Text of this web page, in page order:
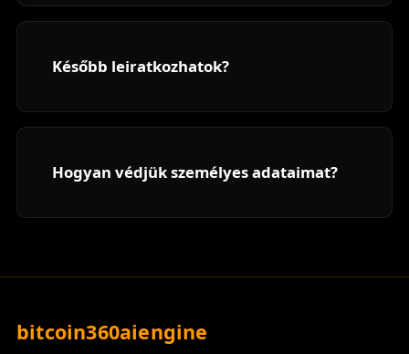
Később leiratkozhatok?
Hogyan védjük személyes adataimat?
bitcoin360aiengine